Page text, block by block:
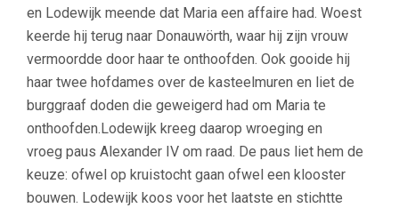
en Lodewijk meende dat Maria een affaire had. Woest
keerde hij terug naar Donauwörth, waar hij zijn vrouw
vermoordde door haar te onthoofden. Ook gooide hij
haar twee hofdames over de kasteelmuren en liet de
burggraaf doden die geweigerd had om Maria te
onthoofden.Lodewijk kreeg daarop wroeging en
vroeg paus Alexander IV om raad. De paus liet hem de
keuze: ofwel op kruistocht gaan ofwel een klooster
bouwen. Lodewijk koos voor het laatste en stichtte